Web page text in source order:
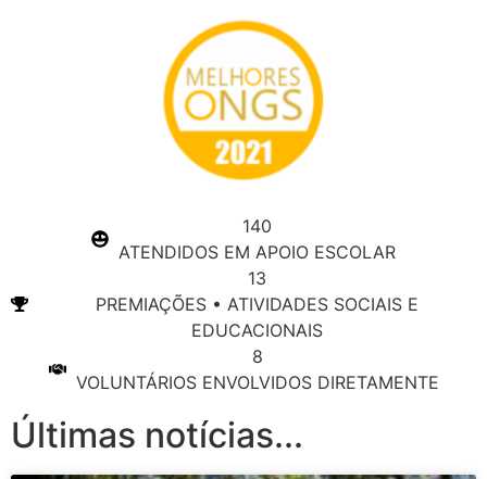
140
ATENDIDOS EM APOIO ESCOLAR
13
PREMIAÇÕES • ATIVIDADES SOCIAIS E
EDUCACIONAIS
8
VOLUNTÁRIOS ENVOLVIDOS DIRETAMENTE
Últimas notícias...